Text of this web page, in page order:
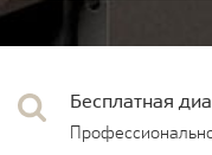
Бесплатная